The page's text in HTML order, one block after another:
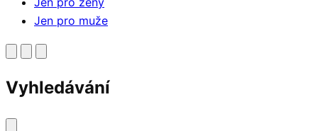
Jen pro muže
Vyhledávání